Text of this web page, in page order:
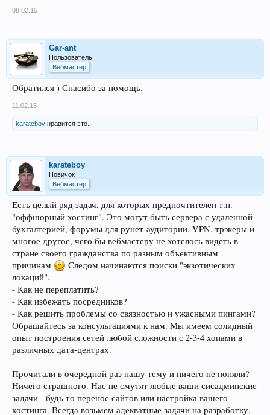
08.02.15
Gar-ant
Пользователь
Вебмастер
Обратился ) Спасибо за помощь.
11.02.15
karateboy нравится это.
karateboy
Новичок
Вебмастер
Есть целый ряд задач, для которых предпочтителен т.н.
"оффшорный хостинг". Это могут быть сервера с удаленной
бухгалтерией, форумы для рунет-аудитории, VPN, трэкеры и
многое другое, чего бы вебмастеру не хотелось видеть в
стране своего гражданства по разным объективным
причинам
Следом начинаются поиски "экзотических
локаций".
- Как не переплатить?
- Как избежать посредников?
- Как решить проблемы со связностью и ужасными пингами?
Обращайтесь за консультациями к нам. Мы имеем солидный
опыт построения сетей любой сложности с 2-3-4 хопами в
различных дата-центрах.
Прочитали в очередной раз нашу тему и ничего не поняли?
Ничего страшного. Нас не смутят любые ваши сисадминские
задачи - будь то перенос сайтов или настройка вашего
хостинга. Всегда возьмем адекватные задачи на разработку,